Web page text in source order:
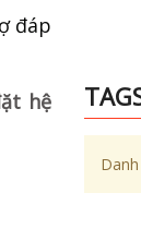
đáp
hệ